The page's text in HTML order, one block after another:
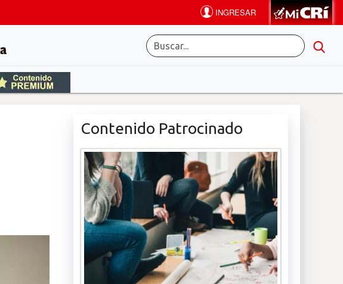
Contenido Patrocinado